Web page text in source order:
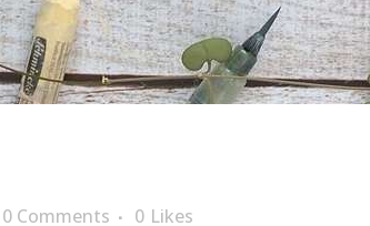
0 Comments 0 Likes